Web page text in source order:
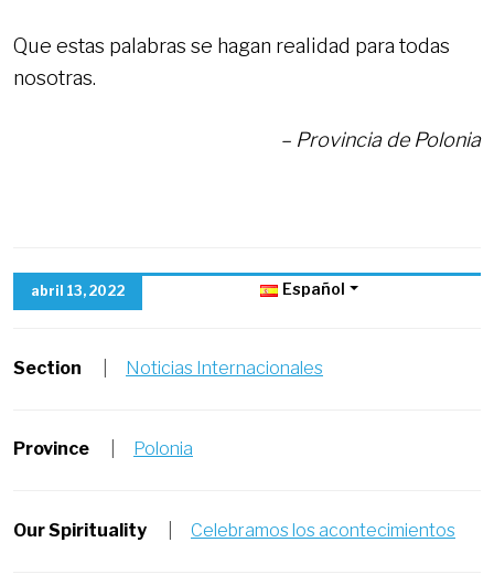
Que estas palabras se hagan realidad para todas
nosotras.
– Provincia de Polonia
abril 13, 2022 Español
Section Noticias Internacionales
Province Polonia
Our Spirituality Celebramos los acontecimientos